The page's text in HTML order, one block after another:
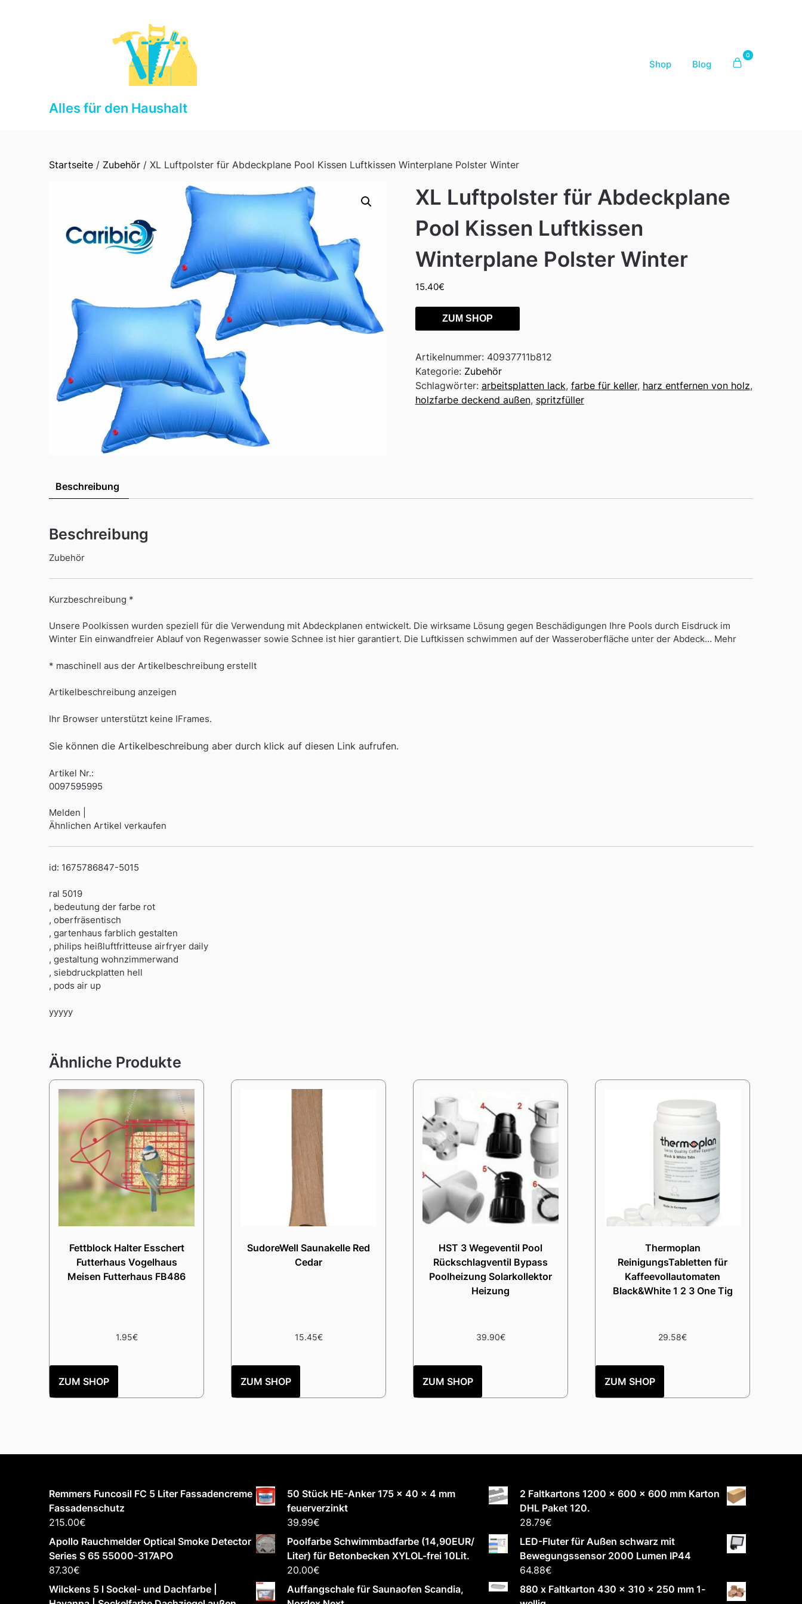
Alles für den Haushalt
Shop Blog
0
Startseite / Zubehör / XL Luftpolster für Abdeckplane Pool Kissen Luftkissen Winterplane Polster Winter
XL Luftpolster für Abdeckplane
Pool Kissen Luftkissen
Winterplane Polster Winter
15.40€
ZUM SHOP
Artikelnummer: 40937711b812
Kategorie: Zubehör
Schlagwörter: arbeitsplatten lack, farbe für keller, harz entfernen von holz,
holzfarbe deckend außen, spritzfüller
Beschreibung
Beschreibung
Zubehör
Kurzbeschreibung *
Unsere Poolkissen wurden speziell für die Verwendung mit Abdeckplanen entwickelt. Die wirksame Lösung gegen Beschädigungen Ihre Pools durch Eisdruck im
Winter Ein einwandfreier Ablauf von Regenwasser sowie Schnee ist hier garantiert. Die Luftkissen schwimmen auf der Wasseroberfläche unter der Abdeck… Mehr
* maschinell aus der Artikelbeschreibung erstellt
Artikelbeschreibung anzeigen
Ihr Browser unterstützt keine IFrames.
Sie können die Artikelbeschreibung aber durch klick auf diesen Link aufrufen.
Artikel Nr.:
0097595995
Melden |
Ähnlichen Artikel verkaufen
id: 1675786847-5015
ral 5019
, bedeutung der farbe rot
, oberfräsentisch
, gartenhaus farblich gestalten
, philips heißluftfritteuse airfryer daily
, gestaltung wohnzimmerwand
, siebdruckplatten hell
, pods air up
yyyyy
Ähnliche Produkte
Fettblock Halter Esschert
Futterhaus Vogelhaus
Meisen Futterhaus FB486
1.95€
ZUM SHOP
SudoreWell Saunakelle Red
Cedar
15.45€
ZUM SHOP
HST 3 Wegeventil Pool
Rückschlagventil Bypass
Poolheizung Solarkollektor
Heizung
39.90€
ZUM SHOP
Thermoplan
ReinigungsTabletten für
Kaffeevollautomaten
Black&White 1 2 3 One Tig
29.58€
ZUM SHOP
Remmers Funcosil FC 5 Liter Fassadencreme
Fassadenschutz
215.00€
Apollo Rauchmelder Optical Smoke Detector
Series S 65 55000-317APO
87.30€
Wilckens 5 l Sockel- und Dachfarbe |
50 Stück HE-Anker 175 x 40 x 4 mm
feuerverzinkt
39.99€
Poolfarbe Schwimmbadfarbe (14,90EUR/
Liter) für Betonbecken XYLOL-frei 10Lit.
20.00€
Auffangschale für Saunaofen Scandia,
2 Faltkartons 1200 x 600 x 600 mm Karton
DHL Paket 120.
28.79€
LED-Fluter für Außen schwarz mit
Bewegungssensor 2000 Lumen IP44
64.88€
880 x Faltkarton 430 x 310 x 250 mm 1-